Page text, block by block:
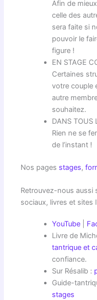
Afin de
celle des
sera faite si
pouvoir le
figure !
EN STAGE
Certaines
votre couple
autre
souhaitez.
DANS TOUS
Rien ne se
de l’instant !
Nos pages stages,
Retrouvez-nous aussi
sociaux, livres et sites
YouTube
Livre de
tantrique et
confiance.
Sur Résalib :
Guide-
stages